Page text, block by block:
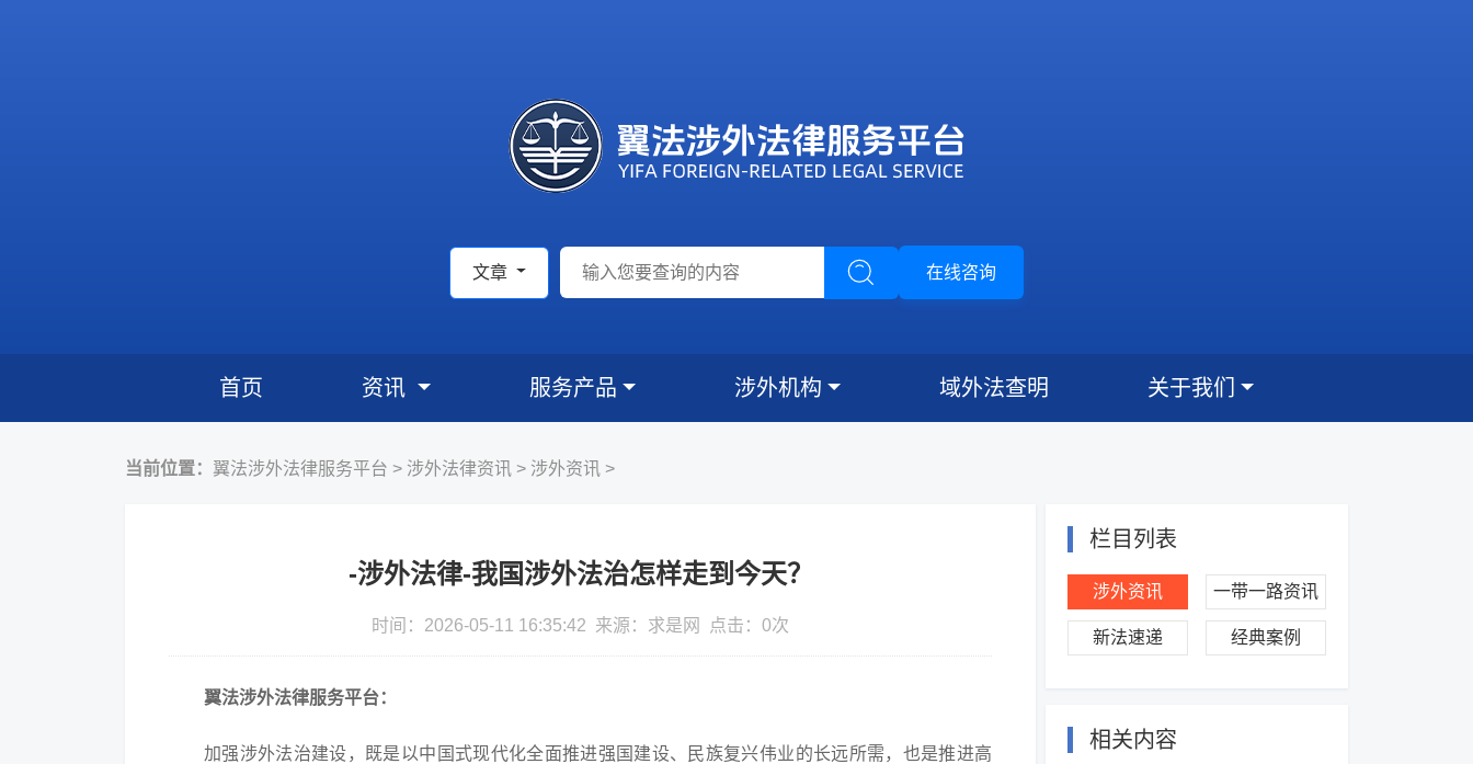
文章 在线咨询
首页 资讯 服务产品 涉外机构 域外法查明 关于我们
当前位置： 翼法涉外法律服务平台 > 涉外法律资讯 > 涉外资讯 >
-涉外法律-我国涉外法治怎样走到今天？
时间：2026-05-11 16:35:42 来源：求是网 点击： 0次
翼法涉外法律服务平台：
加强涉外法治建设，既是以中国式现代化全面推进强国建设、民族复兴伟业的长远所需，也是推进高
栏目列表
涉外资讯 一带一路资讯
新法速递 经典案例
相关内容